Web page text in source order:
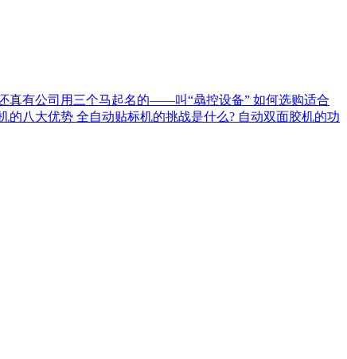
真有公司用三个马起名的——叫“骉控设备” 如何选购适合
的八大优势 全自动贴标机的挑战是什么? 自动双面胶机的功